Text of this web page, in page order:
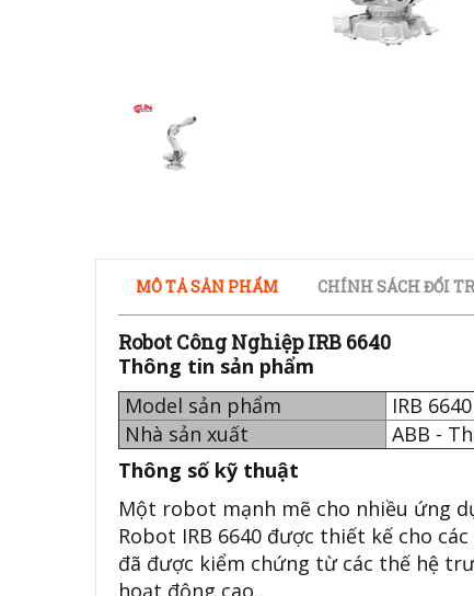
MÔ TẢ SẢN PHẨM CHÍNH SÁCH ĐỔI
Robot Công Nghiệp IRB 6640
Thông tin sản phẩm
Model sản phẩm
IRB 6640
Nhà sản xuất
ABB -
Thông số kỹ thuật
Một robot mạnh mẽ cho nhiều ứng
Robot IRB 6640 được thiết kế cho
đã được kiểm chứng từ các thế hệ
hoạt động cao.